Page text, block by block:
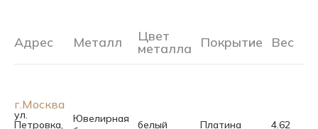
Адрес Металл Цвет
металла Покрытие Вес
г.Москва
ул.
Петровка,
Ювелирная
белый Платина 4.62